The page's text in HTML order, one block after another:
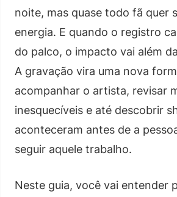
noite, mas quase todo fã quer
energia. E quando o registro
do palco, o impacto vai além
A gravação vira uma nova
acompanhar o artista, revisar
inesquecíveis e até descobrir
aconteceram antes de a
seguir aquele trabalho.
Neste guia, você vai entender